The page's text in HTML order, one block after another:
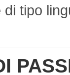
tipo